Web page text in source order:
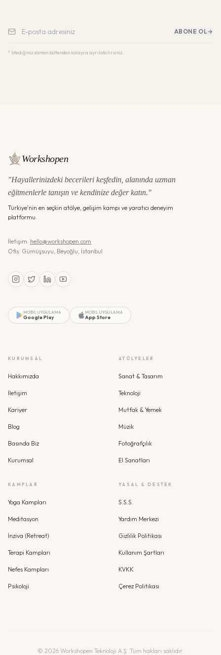
ABONE OL→
* İstediğiniz zaman bültenden kolayca ayrılabilirsiniz.
Workshopen
"Hayallerinizdeki becerileri keşfedin, alanında uzman
eğitmenlerle tanışın ve kendinize değer katın."
Türkiye'nin en seçkin atölye, gelişim kampı ve yaratıcı deneyim
platformu.
İletişim: hello@workshopen.com
Ofis: Gümüşsuyu, Beyoğlu, İstanbul
MOBIL UYGULAMA
Google Play
MOBIL UYGULAMA
App Store
KURUMSAL
Hakkımızda
İletişim
Kariyer
Blog
Basında Biz
Kurumsal
ATÖLYELER
Sanat & Tasarım
Teknoloji
Mutfak & Yemek
Müzik
Fotoğrafçılık
El Sanatları
KAMPLAR
Yoga Kampları
Meditasyon
İnziva (Retreat)
Terapi Kampları
Nefes Kampları
Psikoloji
YASAL & DESTEK
S.S.S.
Yardım Merkezi
Gizlilik Politikası
Kullanım Şartları
KVKK
Çerez Politikası
© 2026 Workshopen Teknoloji A.Ş. Tüm hakları saklıdır.